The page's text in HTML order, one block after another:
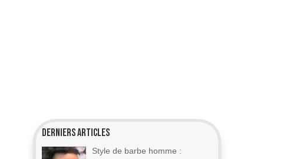
Derniers articles
Style de barbe homme :